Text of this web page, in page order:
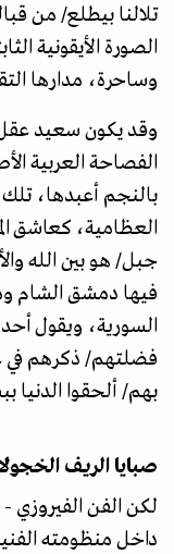
تلالنا بيطلع/ من
الصورة الأيقونية
وساحرة، مدارها
وقد يكون سعيد
الفصاحة العربية
بالنجم أعبدها،
العظامية، كعاشق
جبل/ هو بين الله
فيها دمشق الشام
السورية، ويقول
فضلتهم/ ذكرهم في
بهم/ ألحقوا الدنيا
صبايا الريف
لكن الفن الفيروزي
داخل منظومته